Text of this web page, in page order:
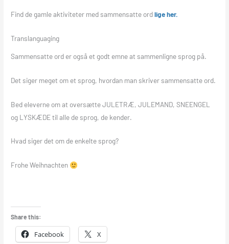
Find de gamle aktiviteter med sammensatte ordlige her.
Translanguaging
Sammensatte ord er også et godt emne at sammenligne sprog på.
Det siger meget om et sprog, hvordan man skriver sammensatte ord.
Bed eleverne om at oversætte JULETRÆ, JULEMAND, SNEENGEL
og LYSKÆDE til alle de sprog, de kender.
Hvad siger det om de enkelte sprog?
Frohe Weihnachten
Share this:
Facebook X